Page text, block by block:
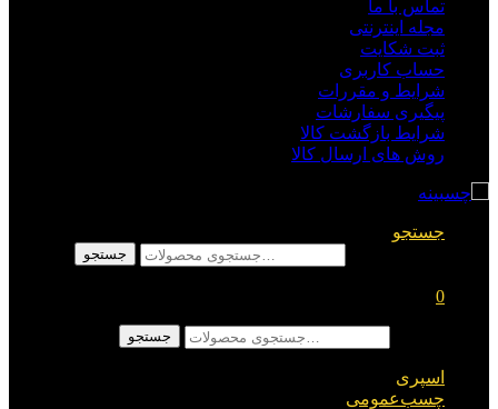
تماس با ما
مجله اینترنتی
ثبت شکایت
حساب کاربری
شرایط و مقررات
پیگیری سفارشات
شرایط بازگشت کالا
روش های ارسال کالا
جستجو
جستجو
0
جستجو
اسپری
چسب‌عمومی